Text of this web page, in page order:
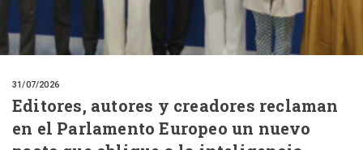
31/07/2026
Editores, autores y creadores reclaman
en el Parlamento Europeo un nuevo